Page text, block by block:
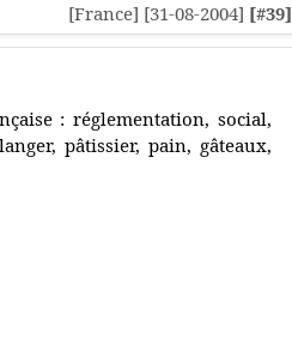
[France] [31-08-2004] [#39]
: réglementation, social,
pâtissier, pain, gâteaux,